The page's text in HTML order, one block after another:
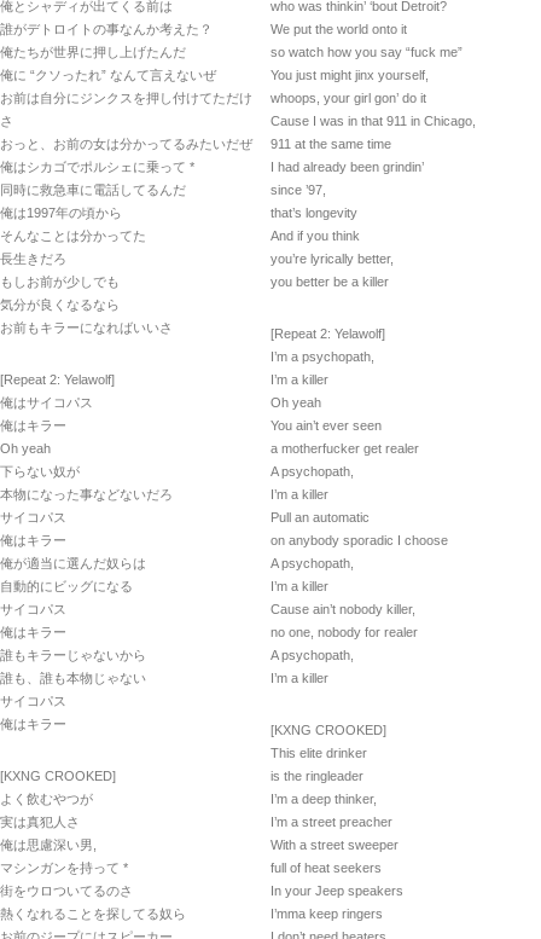
俺とシャディが出てくる前は
誰がデトロイトの事なんか考えた？
俺たちが世界に押し上げたんだ
俺に “クソったれ” なんて言えないぜ
お前は自分にジンクスを押し付けてただけ
さ
おっと、お前の女は分かってるみたいだぜ
俺はシカゴでポルシェに乗って *
同時に救急車に電話してるんだ
俺は1997年の頃から
そんなことは分かってた
長生きだろ
もしお前が少しでも
気分が良くなるなら
お前もキラーになればいいさ
[Repeat 2: Yelawolf]
俺はサイコパス
俺はキラー
Oh yeah
下らない奴が
本物になった事などないだろ
サイコパス
俺はキラー
俺が適当に選んだ奴らは
自動的にビッグになる
サイコパス
俺はキラー
誰もキラーじゃないから
誰も、誰も本物じゃない
サイコパス
俺はキラー
[KXNG CROOKED]
よく飲むやつが
実は真犯人さ
俺は思慮深い男,
マシンガンを持って *
街をウロついてるのさ
熱くなれることを探してる奴ら
who was thinkin’ ‘bout Detroit?
We put the world onto it
so watch how you say “fuck me”
You just might jinx yourself,
whoops, your girl gon’ do it
Cause I was in that 911 in Chicago,
911 at the same time
I had already been grindin’
since ’97,
that’s longevity
And if you think
you’re lyrically better,
you better be a killer
[Repeat 2: Yelawolf]
I’m a psychopath,
I’m a killer
Oh yeah
You ain’t ever seen
a motherfucker get realer
A psychopath,
I’m a killer
Pull an automatic
on anybody sporadic I choose
A psychopath,
I’m a killer
Cause ain’t nobody killer,
no one, nobody for realer
A psychopath,
I’m a killer
[KXNG CROOKED]
This elite drinker
is the ringleader
I’m a deep thinker,
I’m a street preacher
With a street sweeper
full of heat seekers
In your Jeep speakers
I’mma keep ringers